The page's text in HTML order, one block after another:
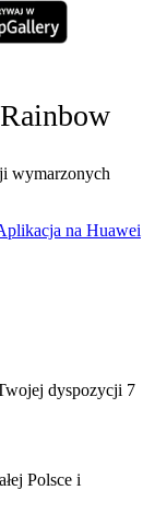
wymarzonych
dyspozycji 7
Polsce i